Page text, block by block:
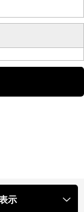
示